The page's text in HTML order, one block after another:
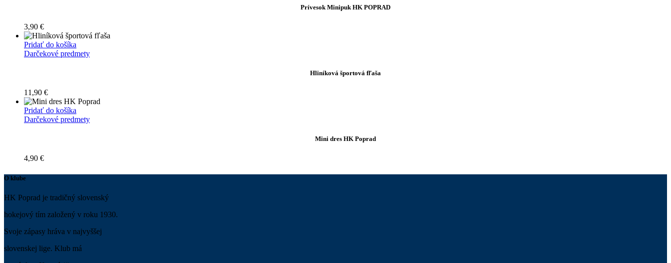
Prívesok Minipuk HK POPRAD
3,90 €
Pridať do košíka
Darčekové predmety
Hliníková športová fľaša
11,90 €
Pridať do košíka
Darčekové predmety
Mini dres HK Poprad
4,90 €
O klube
HK Poprad je tradičný slovenský
hokejový tím založený v roku 1930.
Svoje zápasy hráva v najvyššej
slovenskej lige. Klub má